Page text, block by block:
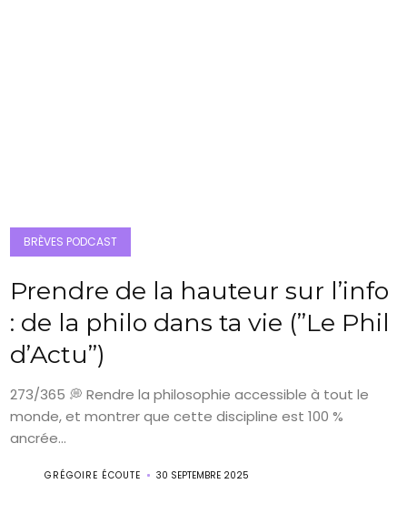
BRÈVES PODCAST
Prendre de la hauteur sur l’info
: de la philo dans ta vie (”Le Phil
d’Actu”)
273/365 💭 Rendre la philosophie accessible à tout le
monde, et montrer que cette discipline est 100 %
ancrée...
GRÉGOIRE ÉCOUTE 30 SEPTEMBRE 2025